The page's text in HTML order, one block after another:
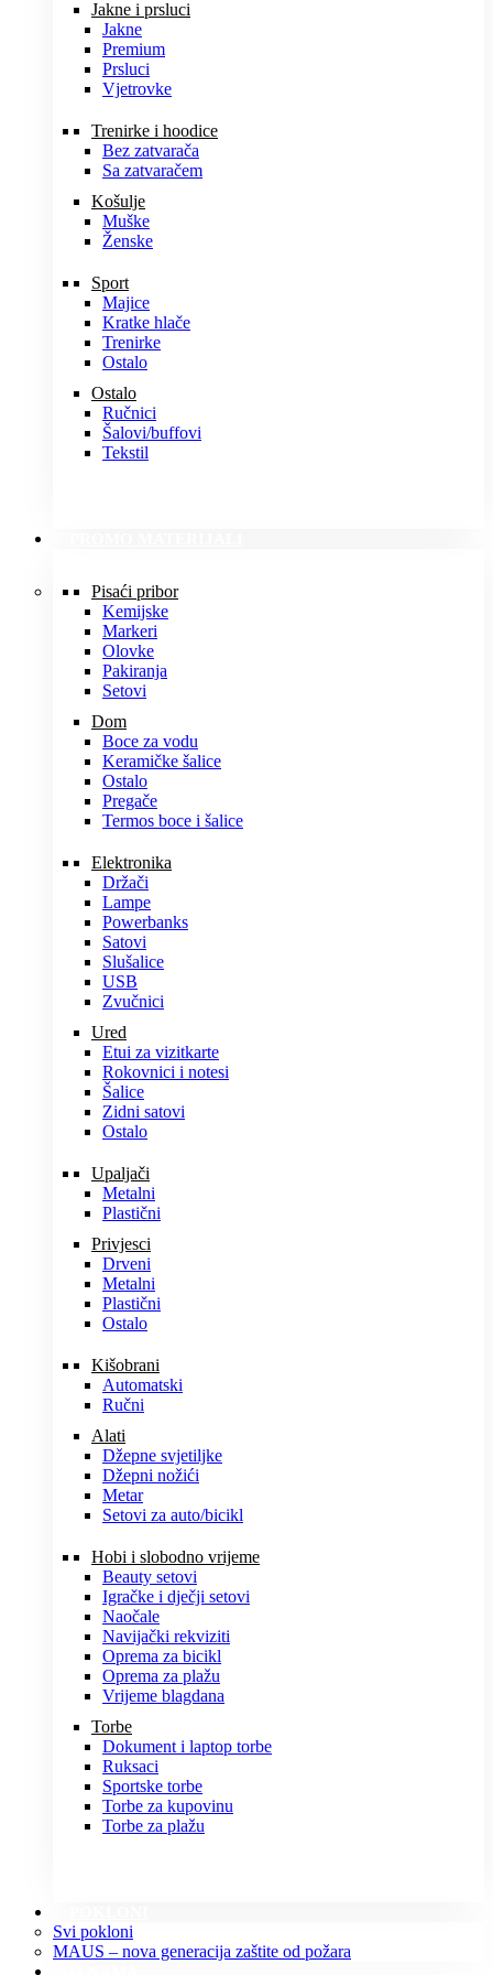
Jakne i prsluci
Jakne
Premium
Prsluci
Vjetrovke
Trenirke i hoodice
Bez zatvarača
Sa zatvaračem
Košulje
Muške
Ženske
Sport
Majice
Kratke hlače
Trenirke
Ostalo
Ostalo
Ručnici
Šalovi/buffovi
Tekstil
Pisaći pribor
Kemijske
Markeri
Olovke
Pakiranja
Setovi
Dom
Boce za vodu
Keramičke šalice
Ostalo
Pregače
Termos boce i šalice
Elektronika
Držači
Lampe
Powerbanks
Satovi
Slušalice
USB
Zvučnici
Ured
Etui za vizitkarte
Rokovnici i notesi
Šalice
Zidni satovi
Ostalo
Upaljači
Metalni
Plastični
Privjesci
Drveni
Metalni
Plastični
Ostalo
Kišobrani
Automatski
Ručni
Alati
Džepne svjetiljke
Džepni nožići
Metar
Setovi za auto/bicikl
Hobi i slobodno vrijeme
Beauty setovi
Igračke i dječji setovi
Naočale
Navijački rekviziti
Oprema za bicikl
Oprema za plažu
Vrijeme blagdana
Torbe
Dokument i laptop torbe
Ruksaci
Sportske torbe
Torbe za kupovinu
Torbe za plažu
Svi pokloni
MAUS – nova generacija zaštite od požara